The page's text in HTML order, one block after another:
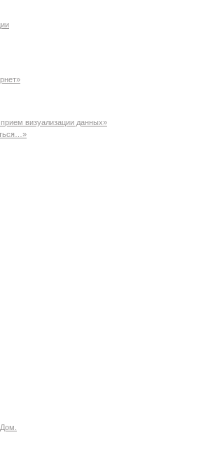
визуализации данных»